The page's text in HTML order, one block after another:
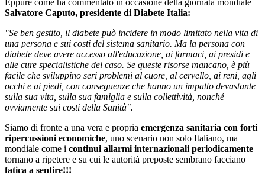
Eppure come ha commentato in occasione della giornata mondiale
Salvatore Caputo, presidente di Diabete Italia:
"Se ben gestito, il diabete può incidere in modo limitato nella vita di
una persona e sui costi del sistema sanitario. Ma la persona con
diabete deve avere accesso all'educazione, ai farmaci, ai presidi e
alle cure specialistiche del caso. Se queste risorse mancano, è più
facile che sviluppino seri problemi al cuore, al cervello, ai reni, agli
occhi e ai piedi, con conseguenze che hanno un impatto devastante
sulla sua vita, sulla sua famiglia e sulla collettività, nonché
ovviamente sui costi della Sanità".
Siamo di fronte a una vera e propria emergenza sanitaria con forti
ripercussioni economiche, uno scenario non solo Italiano, ma
mondiale come i continui allarmi internazionali periodicamente
tornano a ripetere e su cui le autorità preposte sembrano facciano
fatica a sentire!!!